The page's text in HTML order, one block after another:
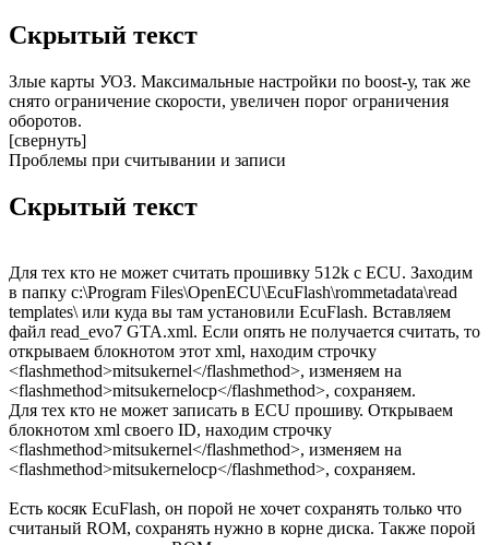
Скрытый текст
Злые карты УОЗ. Максимальные настройки по boost-у, так же
снято ограничение скорости, увеличен порог ограничения
оборотов.
[свернуть]
Проблемы при считывании и записи
Скрытый текст
Для тех кто не может считать прошивку 512k с ECU. Заходим
в папку c:\Program Files\OpenECU\EcuFlash\rommetadata\read
templates\ или куда вы там установили EcuFlash. Вставляем
файл read_evo7 GTA.xml. Если опять не получается считать, то
открываем блокнотом этот xml, находим строчку
<flashmethod>mitsukernel</flashmethod>, изменяем на
<flashmethod>mitsukernelocp</flashmethod>, сохраняем.
Для тех кто не может записать в ECU прошиву. Открываем
блокнотом xml своего ID, находим строчку
<flashmethod>mitsukernel</flashmethod>, изменяем на
<flashmethod>mitsukernelocp</flashmethod>, сохраняем.
Есть косяк EcuFlash, он порой не хочет сохранять только что
считаный ROM, сохранять нужно в корне диска. Также порой